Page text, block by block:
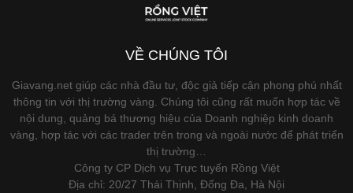
VỀ CHÚNG TÔI
Giavang.net giúp các nhà đầu tư, độc giả tiếp cận phong phú nhất
thông tin với thị trường vàng. Chúng tôi cũng rất muốn hợp tác về
nội dung, quảng bá thương hiệu của Doanh nghiệp kinh doanh
vàng, hợp tác với các trader trên trong và ngoài nước để phát triển
thị trường…
Công ty CP Dịch vụ Trực tuyến Rồng Việt
Địa chỉ: 20/27 Thái Thịnh, Đống Đa, Hà Nội